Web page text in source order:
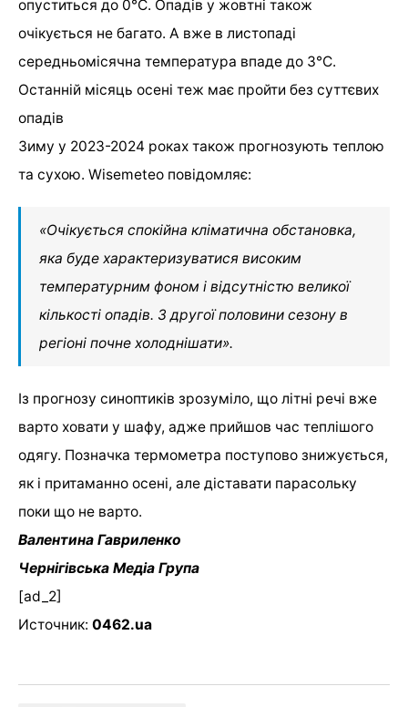
опуститься до 0°C. Опадів у жовтні також
очікується не багато. А вже в листопаді
середньомісячна температура впаде до 3°C.
Останній місяць осені теж має пройти без суттєвих
опадів
Зиму у 2023-2024 роках також прогнозують теплою
та сухою. Wisemeteo повідомляє:
«Очікується спокійна кліматична обстановка,
яка буде характеризуватися високим
температурним фоном і відсутністю великої
кількості опадів. З другої половини сезону в
регіоні почне холоднішати».
Із прогнозу синоптиків зрозуміло, що літні речі вже
варто ховати у шафу, адже прийшов час теплішого
одягу. Позначка термометра поступово знижується,
як і притаманно осені, але діставати парасольку
поки що не варто.
Валентина Гавриленко
Чернігівська Медіа Група
[ad_2]
Источник: 0462.ua